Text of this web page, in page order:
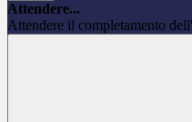
Attendere...
Attendere il completamento